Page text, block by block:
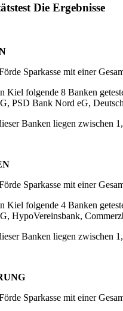
Die Ergebnisse
Sparkasse mit einer
Kiel folgende 8 Banken
PSD Bank Nord eG,
Banken liegen zwischen
Sparkasse mit einer
Kiel folgende 4 Banken
HypoVereinsbank,
Banken liegen zwischen
Sparkasse mit einer